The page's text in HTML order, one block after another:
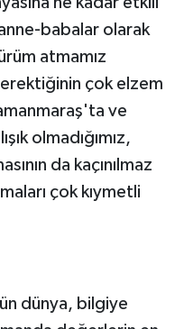
babalar olarak
atmamız
çok elzem
ve
olmadığımız,
da kaçınılmaz
çok kıymetli
dünya, bilgiye